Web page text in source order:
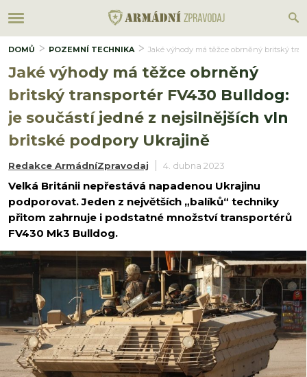
DOMŮ POZEMNÍ TECHNIKA Jaké výhody má těžce obrněný britský
Jaké výhody má těžce obrněný
britský transportér FV430 Bulldog:
je součástí jedné z nejsilnějších vln
britské podpory Ukrajině
Redakce ArmádníZpravodaj 4. dubna 2023
Velká Británii nepřestává napadenou Ukrajinu
podporovat. Jeden z největších „balíků“ techniky
přitom zahrnuje i podstatné množství transportérů
FV430 Mk3 Bulldog.